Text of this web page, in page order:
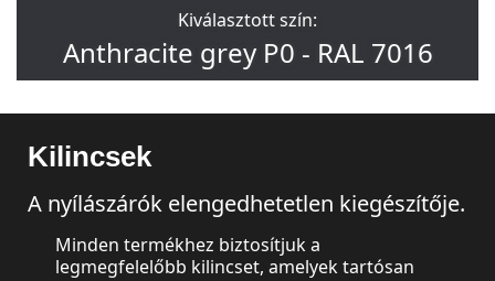
Kiválasztott szín:
Anthracite grey P0 - RAL 7016
Kilincsek
A nyílászárók elengedhetetlen kiegészítője.
Minden termékhez biztosítjuk a
legmegfelelőbb kilincset, amelyek tartósan